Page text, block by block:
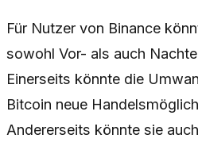
Für Nutzer von Binance
sowohl Vor- als auch
Einerseits könnte die
Bitcoin neue
Andererseits könnte sie